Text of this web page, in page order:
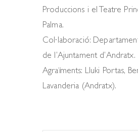
Produccions i el Teatre
Palma.
Col·laboració:
de l’Ajuntament d’Andratx.
Agraïments: Lluki Portas,
Lavanderia (Andratx).